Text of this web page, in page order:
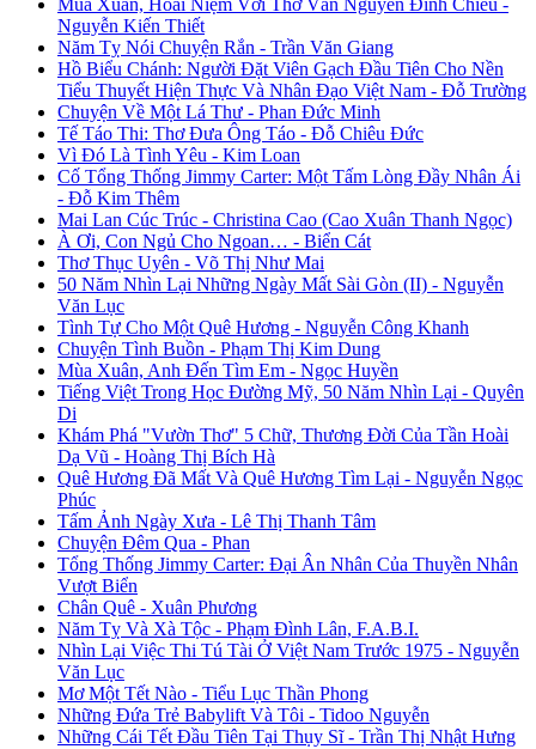
Mùa Xuân, Hoài Niệm Với Thơ Văn Nguyễn Đình Chiểu -
Nguyễn Kiến Thiết
Năm Tỵ Nói Chuyện Rắn - Trần Văn Giang
Hồ Biểu Chánh: Người Đặt Viên Gạch Đầu Tiên Cho Nền
Tiểu Thuyết Hiện Thực Và Nhân Đạo Việt Nam - Đỗ Trường
Chuyện Về Một Lá Thư - Phan Đức Minh
Tế Táo Thi: Thơ Đưa Ông Táo - Đỗ Chiêu Đức
Vì Đó Là Tình Yêu - Kim Loan
Cố Tổng Thống Jimmy Carter: Một Tấm Lòng Đầy Nhân Ái
- Đỗ Kim Thêm
Mai Lan Cúc Trúc - Christina Cao (Cao Xuân Thanh Ngọc)
À Ơi, Con Ngủ Cho Ngoan… - Biển Cát
Thơ Thục Uyên - Võ Thị Như Mai
50 Năm Nhìn Lại Những Ngày Mất Sài Gòn (II) - Nguyễn
Văn Lục
Tình Tự Cho Một Quê Hương - Nguyễn Công Khanh
Chuyện Tình Buồn - Phạm Thị Kim Dung
Mùa Xuân, Anh Đến Tìm Em - Ngọc Huyền
Tiếng Việt Trong Học Đường Mỹ, 50 Năm Nhìn Lại - Quyên
Di
Khám Phá "Vườn Thơ" 5 Chữ, Thương Đời Của Tần Hoài
Dạ Vũ - Hoàng Thị Bích Hà
Quê Hương Đã Mất Và Quê Hương Tìm Lại - Nguyễn Ngọc
Phúc
Tấm Ảnh Ngày Xưa - Lê Thị Thanh Tâm
Chuyện Đêm Qua - Phan
Tổng Thống Jimmy Carter: Đại Ân Nhân Của Thuyền Nhân
Vượt Biển
Chân Quê - Xuân Phương
Năm Tỵ Và Xà Tộc - Phạm Đình Lân, F.A.B.I.
Nhìn Lại Việc Thi Tú Tài Ở Việt Nam Trước 1975 - Nguyễn
Văn Lục
Mơ Một Tết Nào - Tiểu Lục Thần Phong
Những Đứa Trẻ Babylift Và Tôi - Tidoo Nguyễn
Những Cái Tết Đầu Tiên Tại Thụy Sĩ - Trần Thị Nhật Hưng